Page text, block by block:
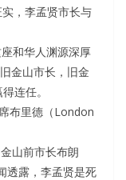
，李孟贤市长与
和华人渊源深厚
金山市长，旧金
连任。
布里德（London
山前市长布朗
透露，李孟贤是死